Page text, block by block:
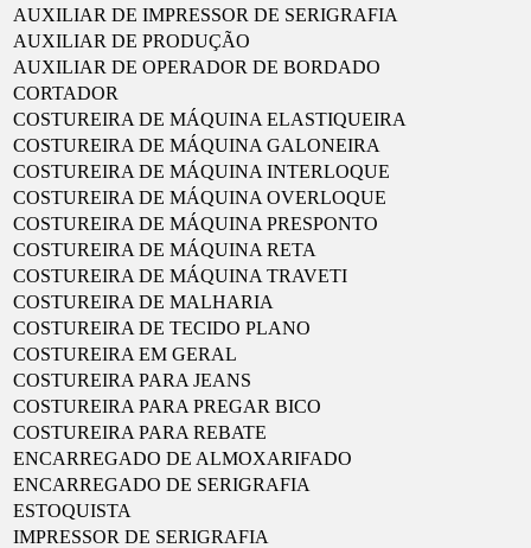
AUXILIAR DE IMPRESSOR DE SERIGRAFIA
AUXILIAR DE PRODUÇÃO
AUXILIAR DE OPERADOR DE BORDADO
CORTADOR
COSTUREIRA DE MÁQUINA ELASTIQUEIRA
COSTUREIRA DE MÁQUINA GALONEIRA
COSTUREIRA DE MÁQUINA INTERLOQUE
COSTUREIRA DE MÁQUINA OVERLOQUE
COSTUREIRA DE MÁQUINA PRESPONTO
COSTUREIRA DE MÁQUINA RETA
COSTUREIRA DE MÁQUINA TRAVETI
COSTUREIRA DE MALHARIA
COSTUREIRA DE TECIDO PLANO
COSTUREIRA EM GERAL
COSTUREIRA PARA JEANS
COSTUREIRA PARA PREGAR BICO
COSTUREIRA PARA REBATE
ENCARREGADO DE ALMOXARIFADO
ENCARREGADO DE SERIGRAFIA
ESTOQUISTA
IMPRESSOR DE SERIGRAFIA